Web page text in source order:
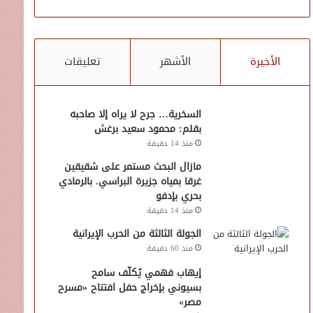
الأخيرة الأشهر تعليقات
السخرية… جرح لا يراه إلا صاحبه
بقلم: محمود سعيد برغش
منذ 14 دقيقة
مازال البحث مستمر على شقيقين
غرقا بمياه جزيرة البراسي. بالرمادي
بحري بإدفو
منذ 14 دقيقة
الجولة الثالثة من الحرب الإيرانية
منذ 60 دقيقة
إيهاب فهمي يُكلّف سامح
بسيوني بإخراج حفل افتتاح «مسرح
مصر»